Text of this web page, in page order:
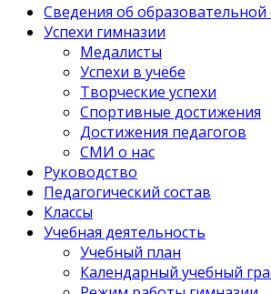
Сведения об
Успехи гимназии
Медалисты
Успехи в учёбе
Творческие успехи
Спортивные достижения
Достижения педагогов
СМИ о нас
Руководство
Педагогический состав
Классы
Учебная деятельность
Учебный план
Календарный учебный